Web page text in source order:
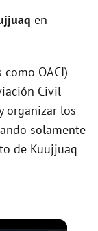
en
OACI)
Civil
organizar los
solamente
de Kuujjuaq